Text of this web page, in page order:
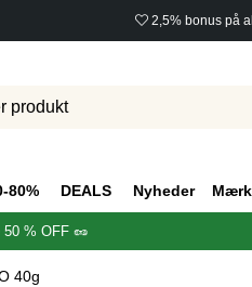
2,5% bonus på
80% DEALS Nyheder
% OFF 🥜
40g